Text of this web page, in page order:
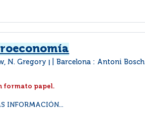
N. Gregory Barcelona : Antoni Bosch
formato papel.
INFORMACIÓN...